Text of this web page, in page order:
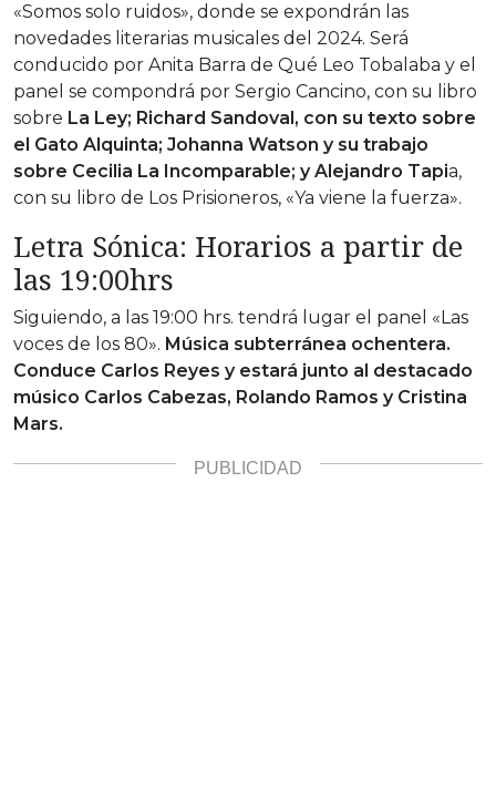
«Somos solo ruidos», donde se expondrán las
novedades literarias musicales del 2024. Será
conducido por Anita Barra de Qué Leo Tobalaba y el
panel se compondrá por Sergio Cancino, con su libro
sobre La Ley; Richard Sandoval, con su texto sobre
el Gato Alquinta; Johanna Watson y su trabajo
sobre Cecilia La Incomparable; y Alejandro Tapia,
con su libro de Los Prisioneros, «Ya viene la fuerza».
Letra Sónica: Horarios a partir de
las 19:00hrs
Siguiendo, a las 19:00 hrs. tendrá lugar el panel «Las
voces de los 80». Música subterránea ochentera.
Conduce Carlos Reyes y estará junto al destacado
músico Carlos Cabezas, Rolando Ramos y Cristina
Mars.